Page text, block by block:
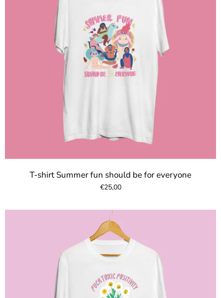
T-shirt Summer fun should be for everyone
€25,00